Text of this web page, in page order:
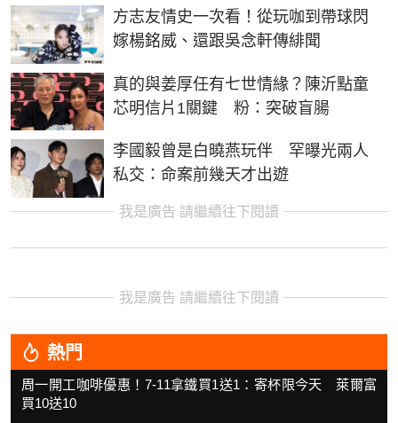
方志友情史一次看！從玩咖到帶球閃
嫁楊銘威、還跟吳念軒傳緋聞
真的與姜厚任有七世情緣？陳沂點童
芯明信片1關鍵 粉：突破盲腸
李國毅曾是白曉燕玩伴 罕曝光兩人
私交：命案前幾天才出遊
我是廣告 請繼續往下閱讀
我是廣告 請繼續往下閱讀
熱門
周一開工咖啡優惠！7-11拿鐵買1送1：寄杯限今天 萊爾富
買10送10